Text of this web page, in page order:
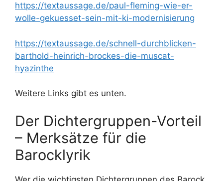
https://textaussage.de/paul-fleming-wie-er-
wolle-gekuesset-sein-mit-ki-modernisierung
https://textaussage.de/schnell-durchblicken-
barthold-heinrich-brockes-die-muscat-
hyazinthe
Weitere Links gibt es unten.
Der Dichtergruppen-Vorteil
– Merksätze für die
Barocklyrik